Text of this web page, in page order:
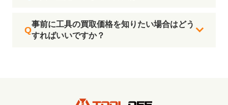
事前に工具の買取価格を知りたい場合はどう
すればいいですか？